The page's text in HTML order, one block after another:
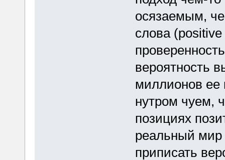
осязаемым,
слова
вероятность
миллионов
нутром чуем,
позициях
реальный мир
приписать